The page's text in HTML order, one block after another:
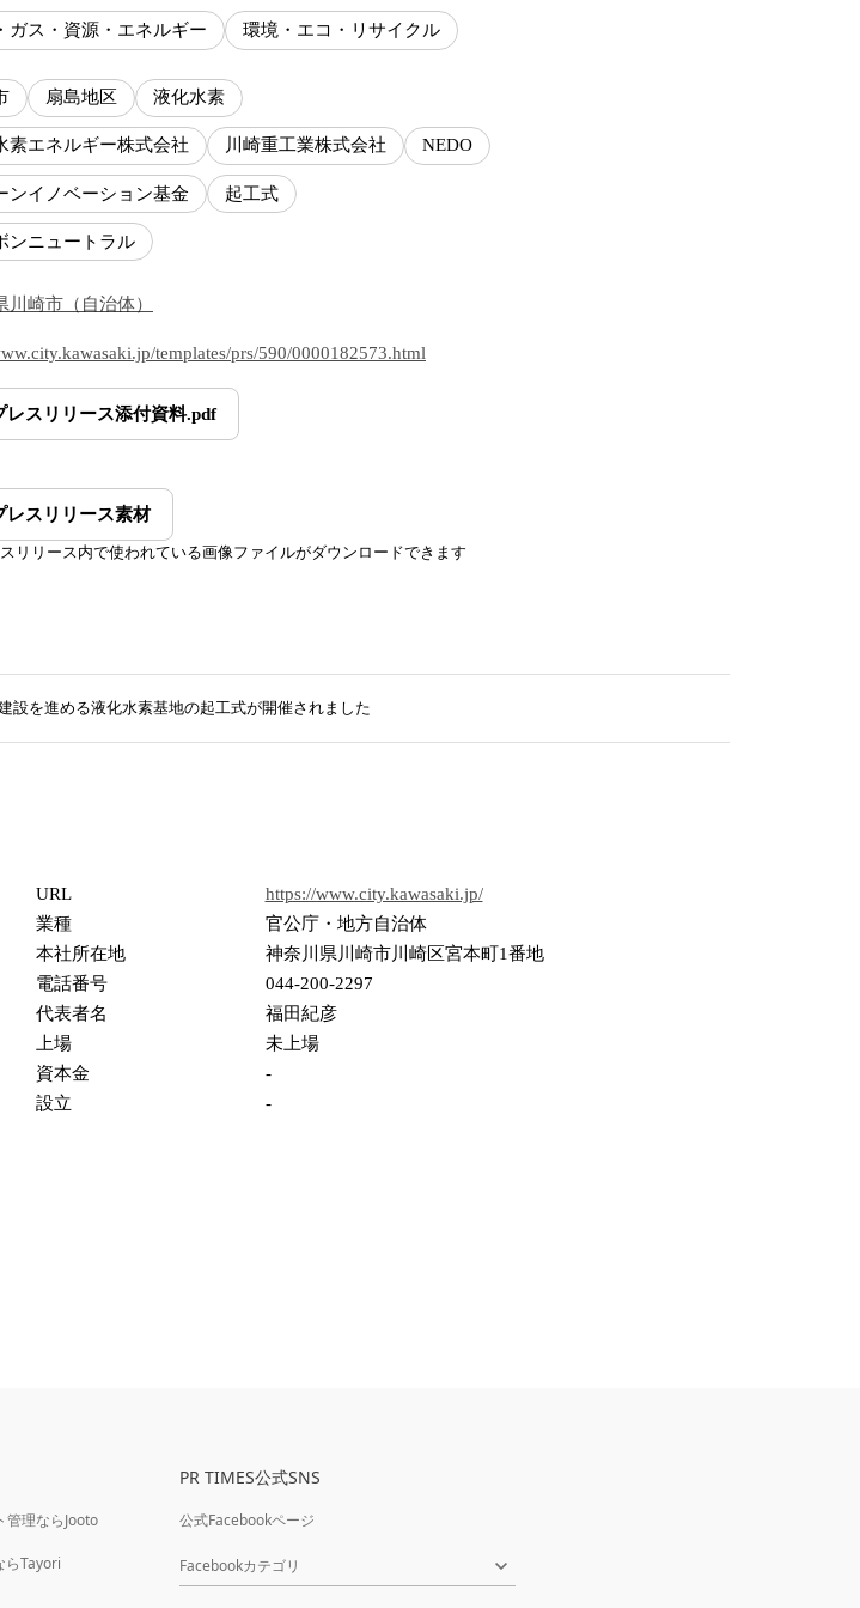
ガス・資源・エネルギー 環境・エコ・リサイクル
扇島地区 液化水素
素エネルギー株式会社 川崎重工業株式会社 NEDO
ンイノベーション基金 起工式
ンニュートラル
川崎市 （ 自治体）
templates/prs/590/0000182573.html
レスリリース添付資料.pdf
レスリリース素材
リリース内で使われている画像ファイルがダウンロードできます
設を進める液化水素基地の起工式が開催されました
URL
https://www.city.kawasaki.jp/
業種
官公庁・地方自治体
本社所在地
神奈川県川崎市川崎区宮本町1番地
電話番号
044-200-2297
代表者名
福田紀彦
上場
未上場
資本金
-
設立
-
管理ならJooto
らTayori
PR TIMES公式SNS
公式Facebookページ
Facebookカテゴリ